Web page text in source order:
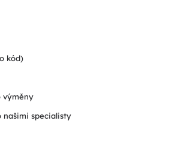
kód)
výměny
našimi specialisty